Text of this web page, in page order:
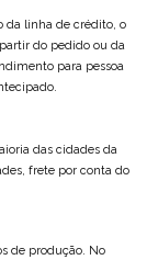
da linha de crédito, o
do pedido ou da
para pessoa
das cidades da
frete por conta do
de produção. No